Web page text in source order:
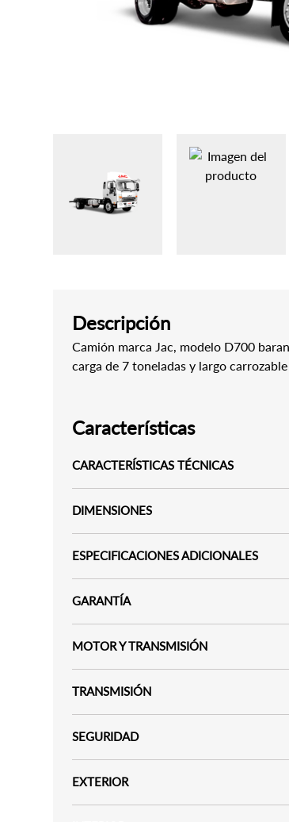
Descripción
Camión marca Jac, modelo D700
carga de 7 toneladas y largo
Características
CARACTERÍSTICAS TÉCNICAS
DIMENSIONES
ESPECIFICACIONES ADICIONALES
GARANTÍA
MOTOR Y TRANSMISIÓN
TRANSMISIÓN
SEGURIDAD
EXTERIOR